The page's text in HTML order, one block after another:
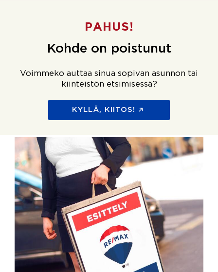
PAHUS!
Kohde on poistunut
Voimmeko auttaa sinua sopivan asunnon tai
kiinteistön etsimisessä?
KYLLÄ, KIITOS!